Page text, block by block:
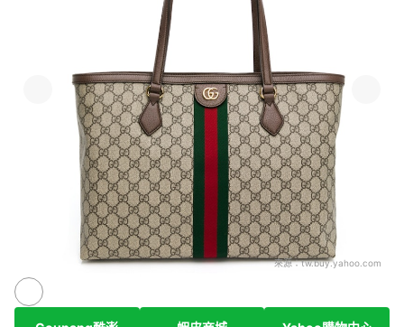
來源：tw.buy.yahoo.com